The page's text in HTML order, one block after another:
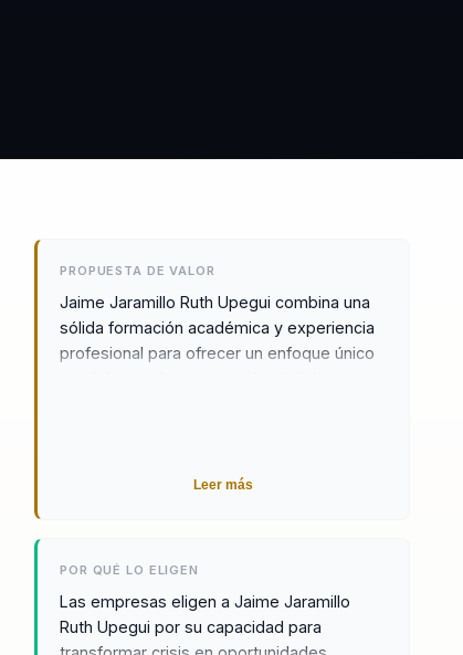
PROPUESTA DE VALOR
Jaime Jaramillo Ruth Upegui combina una
sólida formación académica y experiencia
profesional para ofrecer un enfoque único
equipo excepcional que transforma crisis
Renta Fija en Valores Bancolombia, aporta
un enfoque estratégico e innovador al
liderazgo organizacional. Ruth Upegui, con
Leer más
POR QUÉ LO ELIGEN
Las empresas eligen a Jaime Jaramillo
Ruth Upegui por su capacidad para